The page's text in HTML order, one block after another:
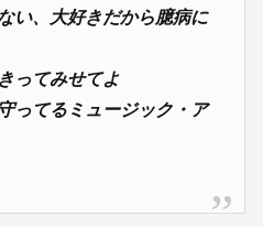
い、大好きだから臆病に
ってみせてよ
ってるミュージック・ア